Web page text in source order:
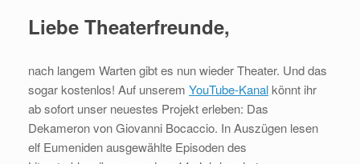
Liebe Theaterfreunde,
nach langem Warten gibt es nun wieder Theater. Und das
sogar kostenlos! Auf unserem YouTube-Kanal könnt ihr
ab sofort unser neuestes Projekt erleben: Das
Dekameron von Giovanni Bocaccio. In Auszügen lesen
elf Eumeniden ausgewählte Episoden des